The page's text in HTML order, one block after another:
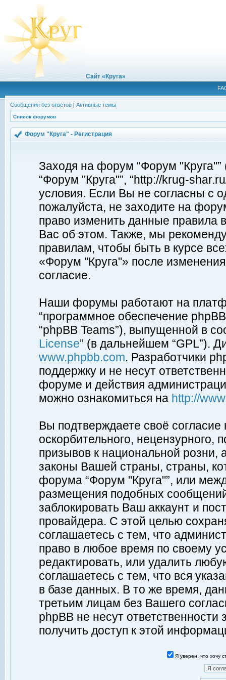
Сайт «Круга»
Сообщения без ответов | Активные темы
Список форумов
Форум "Круга" - Регистрация
Заходя на форум “Форум
“Форум "Круга"”, “http://krug-
условия. Если Вы не согласны с
пожалуйста, не заходите на
право изменить данные правила
Вас об этом. Также, мы
правилам, чтобы быть в курсе
«Форум "Круга"» после
согласие.
Наши форумы работают на
“программное обеспечение
“phpBB Teams”), выпущенной в
License” (в дальнейшем “GPL”).
www.phpbb.com. Разработчики
поддержку и не несут
форуме и действия
можно ознакомиться на http://
Вы подтверждаете своё
оскорбительного, нецензурного,
призывов к национальной
законы Вашей страны, страны,
форума “Форум "Круга"”, или
размещения подобных
заблокировать Ваш аккаунт и
провайдера. С этой целью
соглашаетесь с тем, что
право в любое время по своему
редактировать, или удалить
соглашаетесь с тем, что вся
в базе данных. В то же время,
третьим лицам без Вашего
phpBB не несут ответственности
получить доступ к этой
Я уверен, что хочу